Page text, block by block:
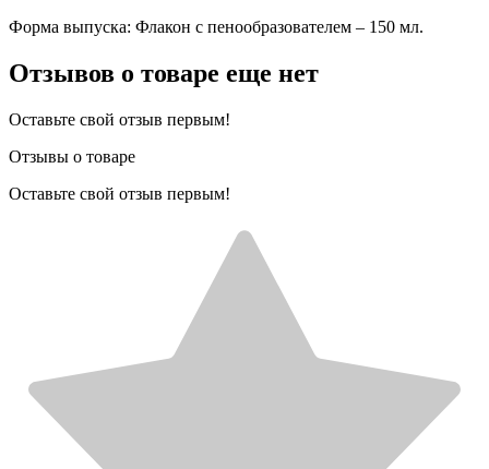
Форма выпуска: Флакон с пенообразователем – 150 мл.
Отзывов о товаре еще нет
Оставьте свой отзыв первым!
Отзывы о товаре
Оставьте свой отзыв первым!